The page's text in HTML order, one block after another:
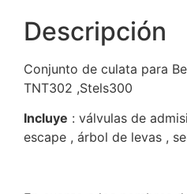
Descripción
Conjunto de culata para
TNT302 ,Stels300
Incluye : válvulas de
escape , árbol de levas ,